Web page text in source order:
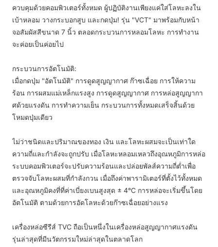
ควบคุมด้วยคอมพิวเตอร์ทั้งหมด ผู้ปฏิบัติงานเพียงแค่ใส่โลหะลงใน
เบ้าหลอม วางกระบอกสูบ และกดปุ่ม! รุ่น "VCT" มาพร้อมกับหน้า
จอสัมผัสสีขนาด 7 นิ้ว ตลอดกระบวนการหลอมโลหะ การทำงาน
จะค่อยเป็นค่อยไป
กระบวนการอัตโนมัติ:
เมื่อกดปุ่ม "อัตโนมัติ" การดูดสูญญากาศ ก๊าซเฉื่อย การให้ความ
ร้อน การผสมแม่เหล็กแรงสูง การดูดสูญญากาศ การหล่อสูญญากา
ศด้วยแรงดัน การทำความเย็น กระบวนการทั้งหมดเสร็จสิ้นด้วย
โหมดปุ่มเดียว
ไม่ว่าชนิดและปริมาณของทอง เงิน และโลหะผสมจะเป็นเท่าใด
ความถี่และกำลังจะถูกปรับ เมื่อโลหะหลอมเหลวถึงอุณหภูมิการหล่อ
ระบบคอมพิวเตอร์จะปรับความร้อนและปล่อยพัลส์ความถี่ต่ำเพื่อ
ตรวจจับโลหะผสมที่กำลังกวน เมื่อถึงค่าพารามิเตอร์ที่ตั้งไว้ทั้งหมด
และอุณหภูมิคงที่ที่ค่าเบี่ยงเบนสูงสุด ± 4°C การหล่อจะเริ่มขึ้นโดย
อัตโนมัติ ตามด้วยการอัดโลหะด้วยก๊าซเฉื่อยอย่างแรง
เครื่องหล่อซีรีส์ TVC ถือเป็นหนึ่งในเครื่องหล่อสูญญากาศแรงดัน
รุ่นล่าสุดที่มีนวัตกรรมใหม่ล่าสุดในตลาดโลก